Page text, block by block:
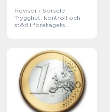
Revisor i Sorsele:
Trygghet, kontroll och
stöd i företagets